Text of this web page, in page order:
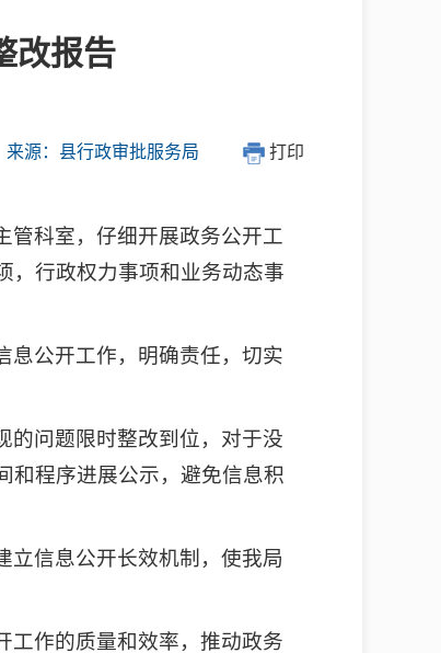
查
改报告
来源：县行政审批服务局 打印
管科室，仔细开展政务公开工
，行政权力事项和业务动态事
息公开工作，明确责任，切实
的问题限时整改到位，对于没
和程序进展公示，避免信息积
立信息公开长效机制，使我局
工作的质量和效率，推动政务